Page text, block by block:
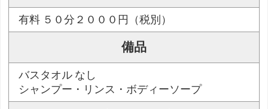
有料 ５０分２０００円（税別）
備品
バスタオル なし
シャンプー・リンス・ボディーソープ